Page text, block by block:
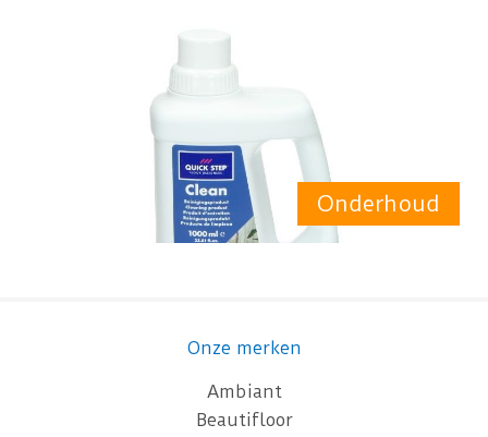
Onderhoud
Onze merken
Ambiant
Beautifloor